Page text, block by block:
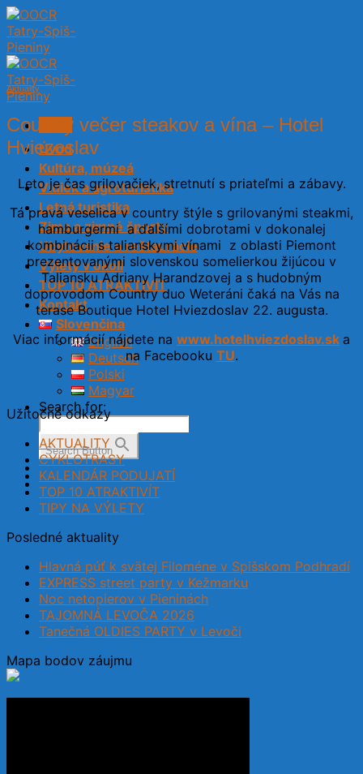
Skip
to
content
Úvod
Kultúra, múzeá
Vidiek a agroturistika
Letná turistika
Zima a zimné športy
Ubytovanie a reštaurácie
Výlety v okolí
TOP 10 ATRAKTIVÍT
Kontakt
Slovenčina
English
Deutsch
Polski
Magyar
Search for:
Search Button
Aktuality
Country večer steakov a vína – Hotel
Hviezoslav
Leto je čas grilovačiek, stretnutí s priateľmi a zábavy.
Tá pravá veselica v country štýle s grilovanými steakmi,
hamburgermi a ďalšími dobrotami v dokonalej
kombinácii s talianskymi vínami z oblasti Piemont
prezentovanými slovenskou somelierkou žijúcou v
Taliansku Adriany Harandzovej a s hudobným
doprovodom Country duo Weteráni čaká na Vás na
terase Boutique Hotel Hviezdoslav 22. augusta.
Viac informácií nájdete na www.hotelhviezdoslav.sk a
na Facebooku TU.
Užitočné odkazy
AKTUALITY
CYKLOTRASY
KALENDÁR PODUJATÍ
TOP 10 ATRAKTIVÍT
TIPY NA VÝLETY
Posledné aktuality
Hlavná púť k svätej Filoméne v Spišskom Podhradí
EXPRESS street party v Kežmarku
Noc netopierov v Pieninách
TAJOMNÁ LEVOČA 2026
Tanečná OLDIES PARTY v Levoči
Mapa bodov záujmu